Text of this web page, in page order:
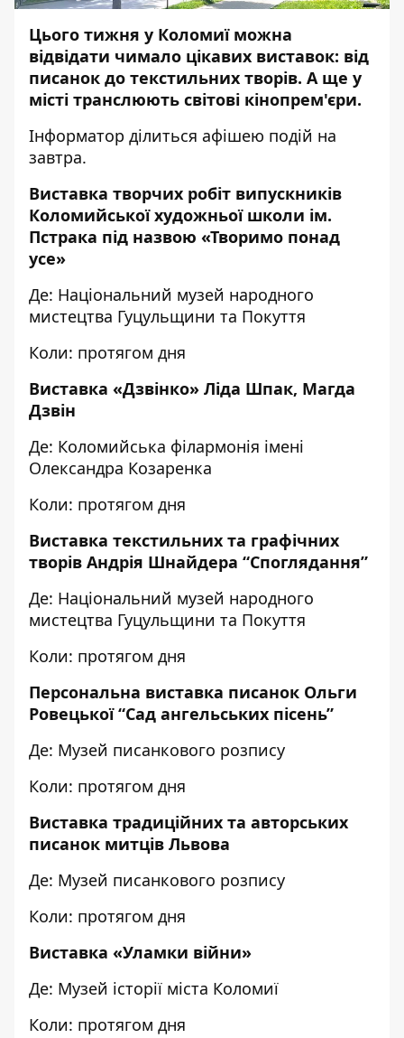
Цього тижня у Коломиї можна
відвідати чимало цікавих виставок: від
писанок до текстильних творів. А ще у
місті транслюють світові кінопрем'єри.
Інформатор ділиться афішею подій на
завтра.
Виставка творчих робіт випускників
Коломийської художньої школи ім.
Пстрака під назвою «Творимо понад
усе»
Де: Національний музей народного
мистецтва Гуцульщини та Покуття
Коли: протягом дня
Виставка «Дзвінко» Ліда Шпак, Магда
Дзвін
Де: Коломийська філармонія імені
Олександра Козаренка
Коли: протягом дня
Виставка текстильних та графічних
творів Андрія Шнайдера “Споглядання”
Де: Національний музей народного
мистецтва Гуцульщини та Покуття
Коли: протягом дня
Персональна виставка писанок Ольги
Ровецької “Сад ангельських пісень”
Де: Музей писанкового розпису
Коли: протягом дня
Виставка традиційних та авторських
писанок митців Львова
Де: Музей писанкового розпису
Коли: протягом дня
Виставка «Уламки війни»
Де: Музей історії міста Коломиї
Коли: протягом дня